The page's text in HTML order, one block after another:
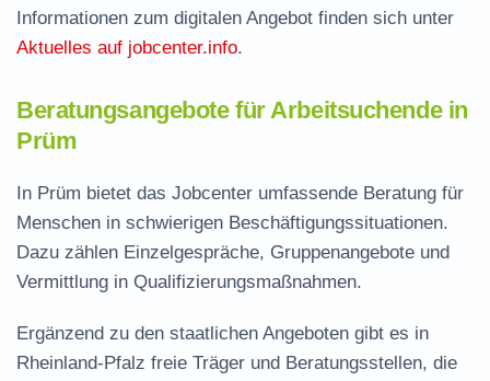
Informationen zum digitalen Angebot finden sich unter
Aktuelles auf jobcenter.info.
Beratungsangebote für Arbeitsuchende in
Prüm
In Prüm bietet das Jobcenter umfassende Beratung für
Menschen in schwierigen Beschäftigungssituationen.
Dazu zählen Einzelgespräche, Gruppenangebote und
Vermittlung in Qualifizierungsmaßnahmen.
Ergänzend zu den staatlichen Angeboten gibt es in
Rheinland-Pfalz freie Träger und Beratungsstellen, die